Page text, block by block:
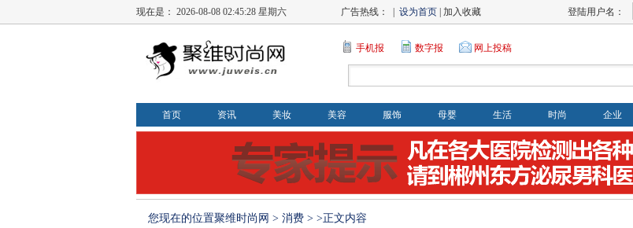
现在是： 2026-08-08 02:45:28 星期六 广告热线： | 设为首页 | 加入收藏 登陆用户名：
手机报 数字报 网上投稿
首页 资讯 美妆 美容 服饰 母婴 生活 时尚 企业
您现在的位置聚维时尚网 > 消费 > >正文内容